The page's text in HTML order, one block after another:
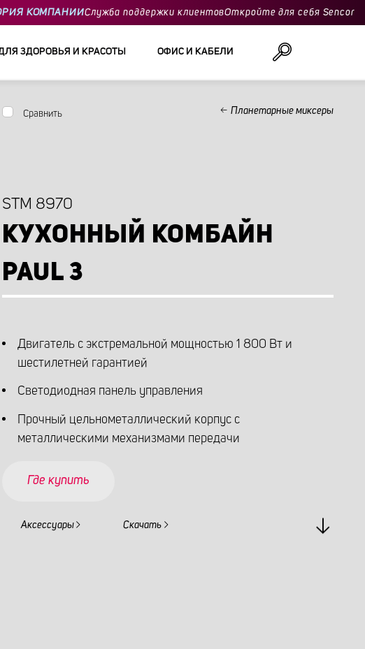
КОМПАНИИСлужба поддержки клиентовОткройте для себя Sencor
ЗДОРОВЬЯ И КРАСОТЫ ОФИС И КАБЕЛИ
Сравнить Планетарные миксеры
STM 8970
КУХОННЫЙ КОМБАЙН
PAUL 3
Двигатель с экстремальной мощностью 1 800 Вт и
шестилетней гарантией
Светодиодная панель управления
Прочный цельнометаллический корпус с
металлическими механизмами передачи
Где купить
Аксессуары Скачать